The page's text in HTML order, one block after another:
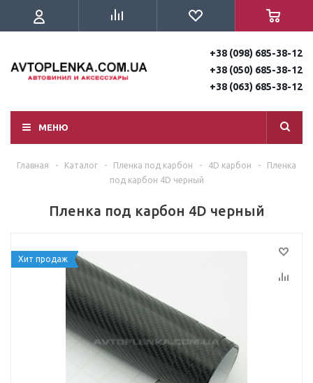
+38 (098) 685-38-12
+38 (050) 685-38-12
+38 (063) 685-38-12
МЕНЮ
Главная - Каталог - Пленка под карбон - 4D карбон -
Пленка
под карбон 4D черный
Пленка под карбон 4D черный
Хит продаж